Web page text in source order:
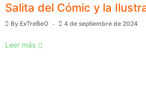
Salita del Cómic y la
By ExTreBeO 4 de septiembre de 2024
Leer más